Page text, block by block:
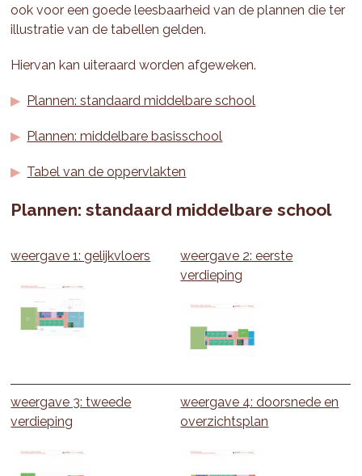
ook voor een goede leesbaarheid van de plannen die ter
illustratie van de tabellen gelden.
Hiervan kan uiteraard worden afgeweken.
Plannen: standaard middelbare school
Plannen: middelbare basisschool
Tabel van de oppervlakten
Plannen:standaard middelbare school
weergave 1: gelijkvloers
weergave 2: eerste
verdieping
weergave 3: tweede
verdieping
weergave 4: doorsnede en
overzichtsplan